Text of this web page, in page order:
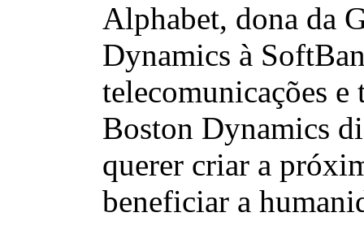
Alphabet, dona da
Dynamics à
telecomunicações e
Boston Dynamics
querer criar a
beneficiar a